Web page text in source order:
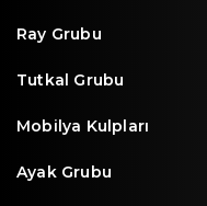
Ray Grubu
Tutkal Grubu
Mobilya Kulpları
Ayak Grubu